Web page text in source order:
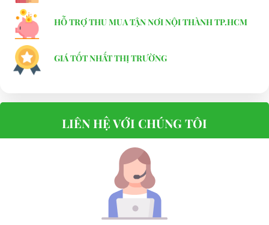
HỖ TRỢ THU MUA TẬN NƠI NỘI THÀNH TP.HCM
GIÁ TỐT NHẤT THỊ TRƯỜNG
LIÊN HỆ VỚI CHÚNG TÔI